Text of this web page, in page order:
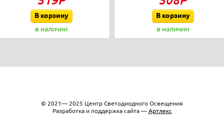
В корзину
в наличии
В корзину
в наличии
© 2021— 2025 Центр Светодиодного Освещения
Разработка и поддержка сайта — Артлекс